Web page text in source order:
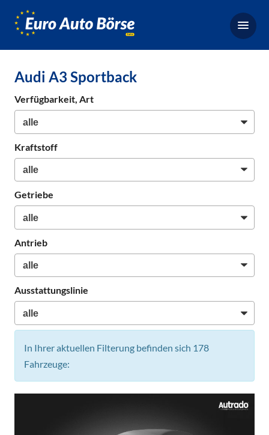
Börse,
für
Neuwagen
Audi A3 Sportback
Verfügbarkeit, Art
Kraftstoff
Getriebe
Antrieb
Ausstattungslinie
In Ihrer aktuellen Filterung befinden sich 178
Fahrzeuge: